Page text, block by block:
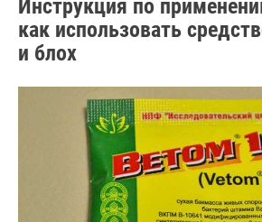
Инструкция по
как использовать
и блох